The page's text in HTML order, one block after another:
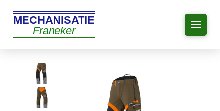
MECHANISATIE
Franeker